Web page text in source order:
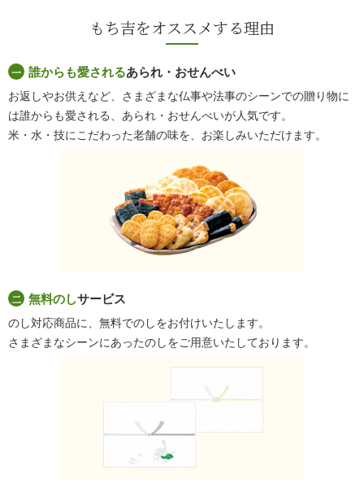
もち吉をオススメする理由
誰からも愛されるあられ・おせんべい
お返しやお供えなど、さまざまな仏事や法事のシーンでの贈り物に
は誰からも愛される、あられ・おせんべいが人気です。
米・水・技にこだわった老舗の味を、お楽しみいただけます。
無料のしサービス
のし対応商品に、無料でのしをお付けいたします。
さまざまなシーンにあったのしをご用意いたしております。